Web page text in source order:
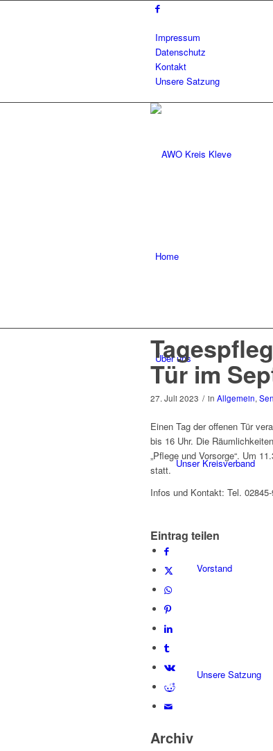
Impressum
Datenschutz
Kontakt
Unsere Satzung
Home
Über uns
Unser Kreisverband
Vorstand
Unsere Satzung
Tür im
27. Juli 2023 / in Allgemein,
Einen Tag der offenen Tür
bis 16 Uhr. Die
„Pflege und Vorsorge“. Um
statt.
Infos und Kontakt: Tel.
Eintrag teilen
Archiv